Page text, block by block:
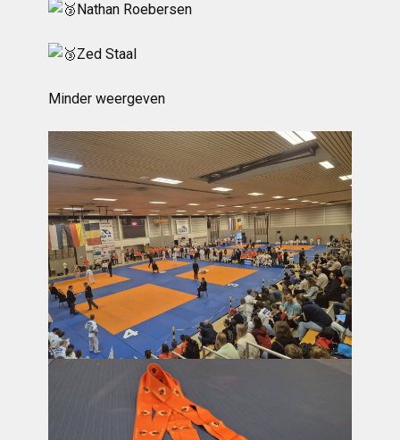
Nathan Roebersen
Zed Staal
Minder weergeven